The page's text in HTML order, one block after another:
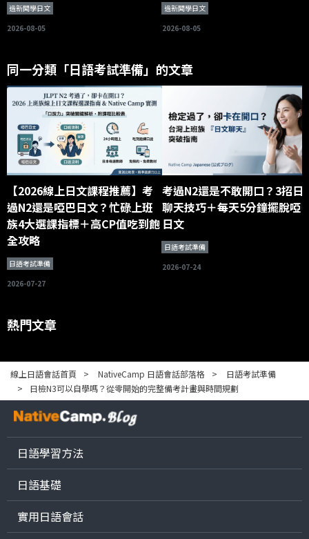
過新聞學日文
2026-08-05
過新聞學日文
2026-08-05
同一分類「日語考試準備」的文章
【2026線上日文課程推薦】考
過N2還是啞巴日文？忙碌上班
族4大選課指標＋高CP值吃到飽
全攻略
日語考試準備
2026-07-27
考過N2還是不敢開口？3招日
聊天技巧＋每天5分鐘擺脫啞
日文
日語考試準備
2026-07-24
熱門文章
線上日語會話首頁 NativeCamp 日語會話部落格
日語考試準備
日檢N3可以自學嗎？從零開始的完整備考計畫與時間規劃
日語學習方法
日語基礎
實用日語會話